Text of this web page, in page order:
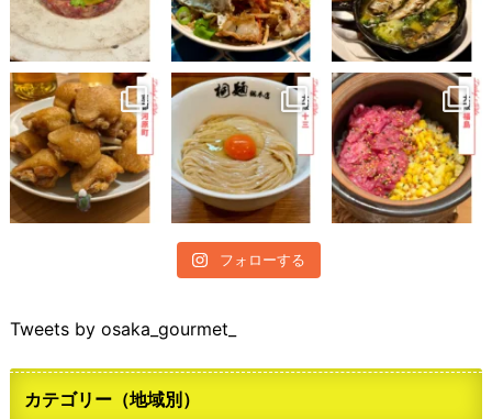
フォローする
Tweets by osaka_gourmet_
カテゴリー（地域別）